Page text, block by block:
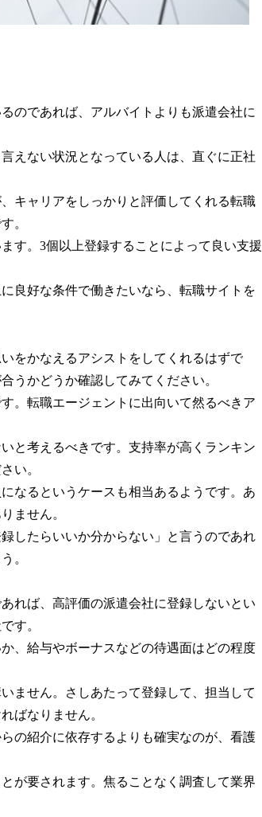
のであれば、アルバイトよりも派遣会社に
えない状況となっている人は、直ぐに正社
キャリアをしっかりと評価してくれる転職
。
す。3個以上登録することによって良い支援
良好な条件で働きたいなら、転職サイトを
をかなえるアシストをしてくれるはずで
うかどうか確認してみてください。
。転職エージェントに出向いて然るべきア
と考えるべきです。支持率が高くランキン
い。
なるというケースも相当あるようです。あ
ません。
したらいいか分からない」と言うのであれ
。
れば、高評価の派遣会社に登録しないとい
す。
、給与やボーナスなどの待遇面はどの程度
ません。さしあたって登録して、担当して
ばなりません。
の紹介に依存するよりも確実なのが、看護
が要されます。焦ることなく調査して業界